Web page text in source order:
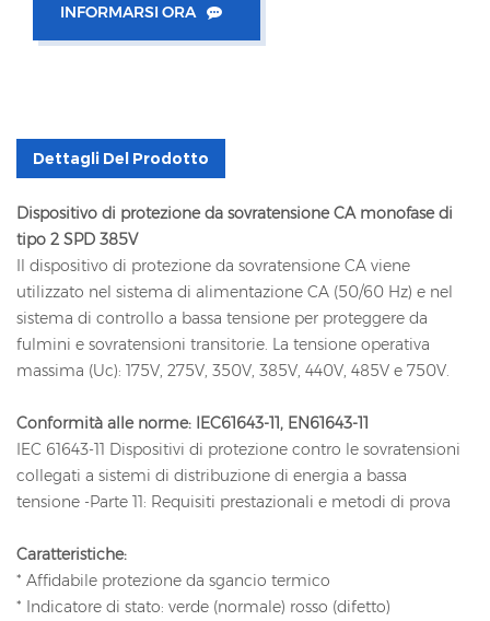
INFORMARSI ORA
Dettagli Del Prodotto
Dispositivo di protezione da sovratensione CA monofase di
tipo 2 SPD 385V
Il dispositivo di protezione da sovratensione CA viene
utilizzato nel sistema di alimentazione CA (50/60 Hz) e nel
sistema di controllo a bassa tensione per proteggere da
fulmini e sovratensioni transitorie. La tensione operativa
massima (Uc): 175V, 275V, 350V, 385V, 440V, 485V e 750V.
Conformità alle norme: IEC61643-11, EN61643-11
IEC 61643-11 Dispositivi di protezione contro le sovratensioni
collegati a sistemi di distribuzione di energia a bassa
tensione -Parte 11: Requisiti prestazionali e metodi di prova
Caratteristiche:
* Affidabile protezione da sgancio termico
* Indicatore di stato: verde (normale) rosso (difetto)